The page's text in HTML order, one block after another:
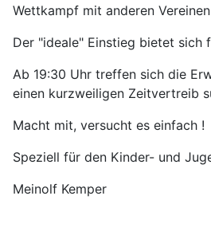
Wettkampf mit anderen
Der "ideale" Einstieg bietet sich
Ab 19:30 Uhr treffen sich die
einen kurzweiligen Zeitvertreib
Macht mit, versucht es einfach !
Speziell für den Kinder- und
Meinolf Kemper